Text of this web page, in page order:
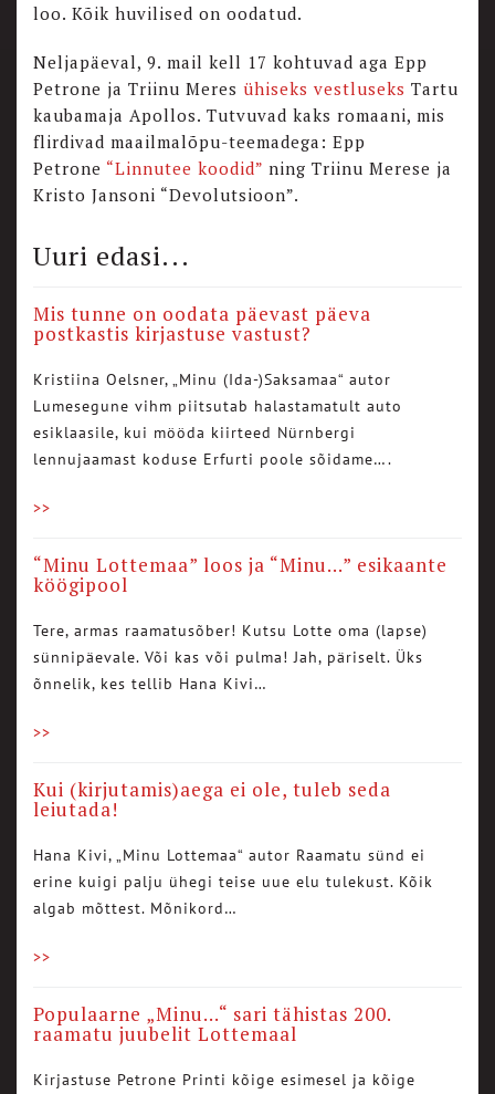
loo. Kõik huvilised on oodatud.
Neljapäeval, 9. mail kell 17 kohtuvad aga Epp
Petrone ja Triinu Meres ühiseks vestluseks Tartu
kaubamaja Apollos. Tutvuvad kaks romaani, mis
flirdivad maailmalõpu-teemadega: Epp
Petrone “Linnutee koodid” ning Triinu Merese ja
Kristo Jansoni “Devolutsioon”.
Uuri edasi...
Mis tunne on oodata päevast päeva
postkastis kirjastuse vastust?
Kristiina Oelsner, „Minu (Ida-)Saksamaa“ autor
Lumesegune vihm piitsutab halastamatult auto
esiklaasile, kui mööda kiirteed Nürnbergi
lennujaamast koduse Erfurti poole sõidame….
>>
“Minu Lottemaa” loos ja “Minu…” esikaante
köögipool
Tere, armas raamatusõber! Kutsu Lotte oma (lapse)
sünnipäevale. Või kas või pulma! Jah, päriselt. Üks
õnnelik, kes tellib Hana Kivi…
>>
Kui (kirjutamis)aega ei ole, tuleb seda
leiutada!
Hana Kivi, „Minu Lottemaa“ autor Raamatu sünd ei
erine kuigi palju ühegi teise uue elu tulekust. Kõik
algab mõttest. Mõnikord…
>>
Populaarne „Minu…“ sari tähistas 200.
raamatu juubelit Lottemaal
Kirjastuse Petrone Printi kõige esimesel ja kõige